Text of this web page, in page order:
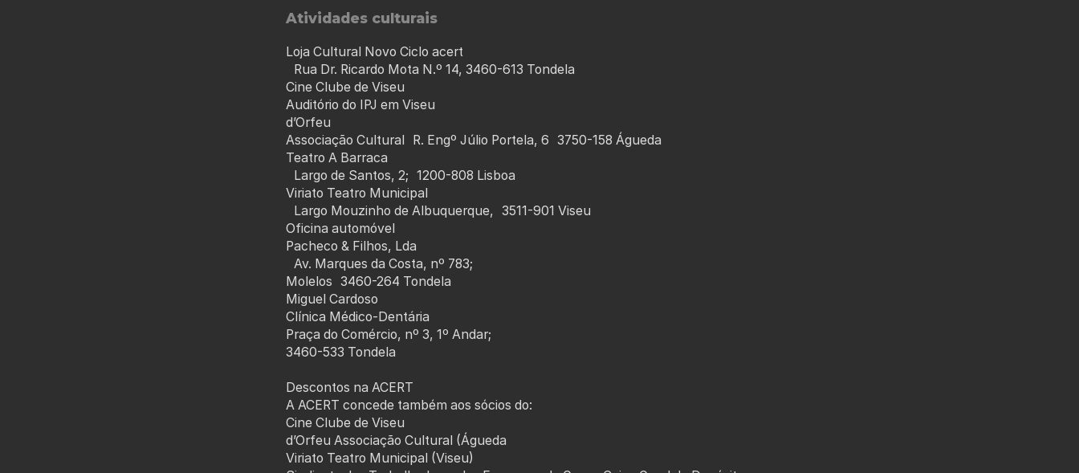
Atividades culturais
Loja Cultural Novo Ciclo acert
Rua Dr. Ricardo Mota N.º 14, 3460-613 Tondela
Cine Clube de Viseu
Auditório do IPJ em Viseu
d’Orfeu
Associação Cultural R. Engº Júlio Portela, 6 3750-158 Águeda
Teatro A Barraca
Largo de Santos, 2; 1200-808 Lisboa
Viriato Teatro Municipal
Largo Mouzinho de Albuquerque, 3511-901 Viseu
Oficina automóvel
Pacheco & Filhos, Lda
Av. Marques da Costa, nº 783;
Molelos 3460-264 Tondela
Miguel Cardoso
Clínica Médico-Dentária
Praça do Comércio, nº 3, 1º Andar;
3460-533 Tondela
Descontos na ACERT
A ACERT concede também aos sócios do:
Cine Clube de Viseu
d’Orfeu Associação Cultural (Águeda
Viriato Teatro Municipal (Viseu)